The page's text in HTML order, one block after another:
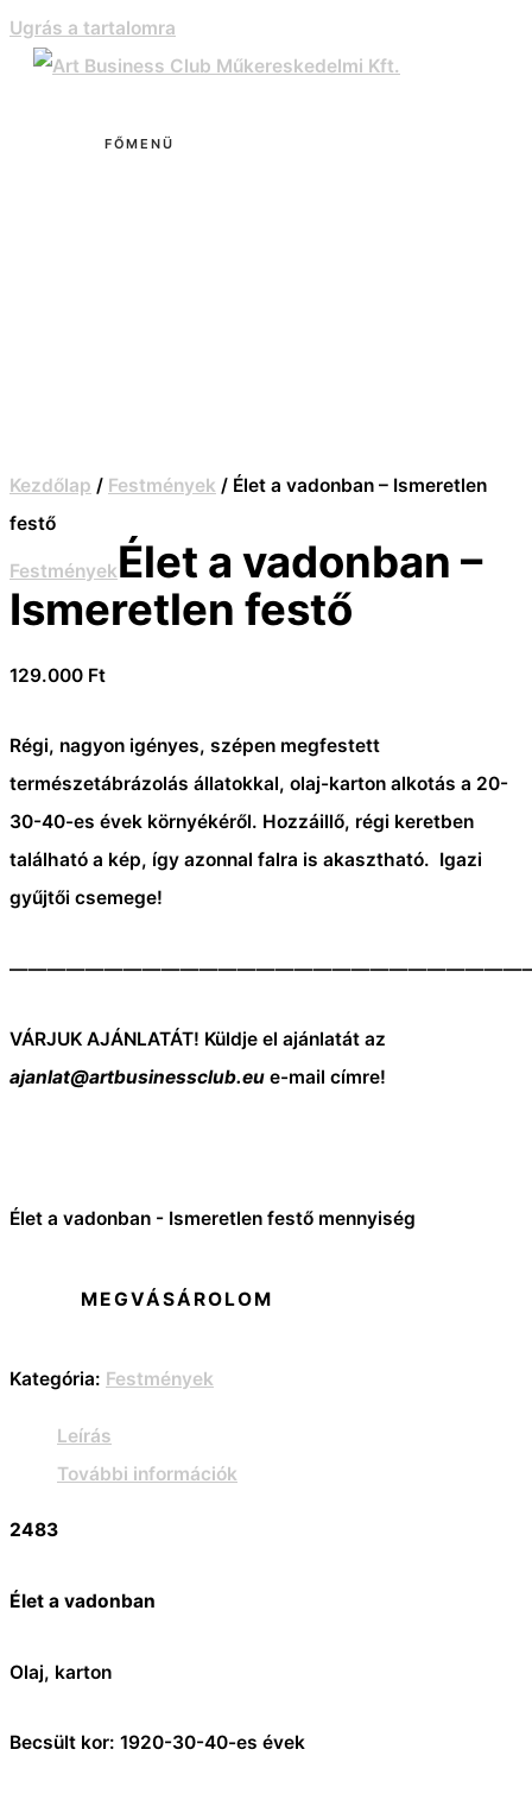
Ugrás a tartalomra
FŐMENÜ
Kezdőlap / Festmények / Élet a vadonban – Ismeretlen
festő
FestményekÉlet a vadonban –
Ismeretlen festő
129.000 Ft
Régi, nagyon igényes, szépen megfestett
természetábrázolás állatokkal, olaj-karton alkotás a 20-
30-40-es évek környékéről. Hozzáillő, régi keretben
található a kép, így azonnal falra is akasztható. Igazi
gyűjtői csemege!
VÁRJUK AJÁNLATÁT! Küldje el ajánlatát az
ajanlat@artbusinessclub.eu e-mail címre!
Élet a vadonban - Ismeretlen festő mennyiség
MEGVÁSÁROLOM
Kategória: Festmények
Leírás
További információk
2483
Élet a vadonban
Olaj, karton
Becsült kor: 1920-30-40-es évek